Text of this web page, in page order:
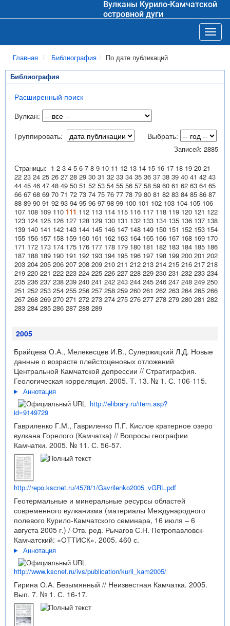
Вулканы Курило-Камчатской
островной дуги
Главная Библиография По дате публикаций
Библиография
Расширенный поиск
Вулкан:
Группировать:
Выбрать:
Записей: 2885
Страницы: 1 2 3 4 5 6 7 8 9 10 11 12 13 14 15 16 17 18 19 20 21
22 23 24 25 26 27 28 29 30 31 32 33 34 35 36 37 38 39 40 41 42 43
44 45 46 47 48 49 50 51 52 53 54 55 56 57 58 59 60 61 62 63 64 65
66 67 68 69 70 71 72 73 74 75 76 77 78 79 80 81 82 83 84 85 86 87
88 89 90 91 92 93 94 95 96 97 98 99 100 101 102 103 104 105 106
107 108 109 110 111 112 113 114 115 116 117 118 119 120 121 122
123 124 125 126 127 128 129 130 131 132 133 134 135 136 137 138
139 140 141 142 143 144 145 146 147 148 149 150 151 152 153 154
155 156 157 158 159 160 161 162 163 164 165 166 167 168 169 170
171 172 173 174 175 176 177 178 179 180 181 182 183 184 185 186
187 188 189 190 191 192 193 194 195 196 197 198 199 200 201 202
203 204 205 206 207 208 209 210 211 212 213 214 215 216 217 218
219 220 221 222 223 224 225 226 227 228 229 230 231 232 233 234
235 236 237 238 239 240 241 242 243 244 245 246 247 248 249 250
251 252 253 254 255 256 257 258 259 260 261 262 263 264 265 266
267 268 269 270 271 272 273 274 275 276 277 278 279 280 281 282
283 284 285 286 287 288 289
2005
Брайцева О.А., Мелекесцев И.В., Сулержицкий Л.Д. Новые
данные о возрасте плейстоценовых отложений
Центральной Камчатской депрессии // Стратиграфия.
Геологическая корреляция. 2005. Т. 13. № 1. С. 106-115.
Аннотация
http://elibrary.ru/item.asp?
id=9149729
Гавриленко Г.М., Гавриленко П.Г. Кислое кратерное озеро
вулкана Горелого (Камчатка) // Вопросы географии
Камчатки. 2005. № 11. С. 56-57.
http://repo.kscnet.ru/4578/1/Gavrilenko2005_vGRL.pdf
Геотермальные и минеральные ресурсы областей
современного вулканизма (материалы Международного
полевого Курило-Камчатского семинара, 16 июля – 6
августа 2005 г.) / Отв. ред. Рычагов С.Н. Петропавловск-
Камчатский: «ОТТИСК». 2005. 460 с.
Аннотация
http://www.kscnet.ru/ivs/publication/kuril_kam2005/
Гирина О.А. Безымянный // Неизвестная Камчатка. 2005.
Вып. 7. № 1. С. 16-17.